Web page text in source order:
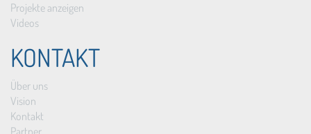
Projekte anzeigen
Videos
KONTAKT
Über uns
Vision
Kontakt
Partner